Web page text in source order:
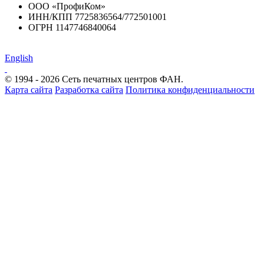
ООО «ПрофиКом»
ИНН/КПП 7725836564/772501001
ОГРН 1147746840064
English
© 1994 - 2026 Сеть печатных центров ФАН.
Карта сайта Разработка сайта Политика конфиденциальности